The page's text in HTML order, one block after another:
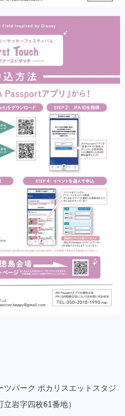
ツパーク ポカリスエットスタジ
岩字四枚61番地）